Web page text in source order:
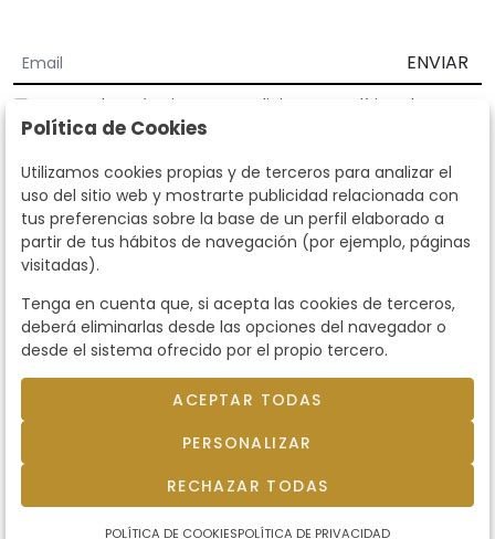
ENVIAR
Acepto los Términos y Condiciones
Política de
privacidad
Según la LOPD y disposiciones de desarrollo, informamos que sus
datos personales serán tratados por parte de Subastas Segre con la
finalidad de gestionar la relación comercial. Puede ejercitar los
derechos de acceso, rectificación, cancelación, oposición y demás
derechos en los términos establecidos en la normativa vigente
dirigiéndote a nosotros. Asimismo, nos puede solicitar el envío de
llamando al teléfono 915159584 o enviando un e-mail a
info@subastassegre.es
Este sitio está protegido por reCAPTCHA y se aplican la
Términos de servicio de Google.
© 2026
Desarrollado por Labelgrup Networks.
Política de Cookies
Utilizamos cookies propias y de terceros para analizar el
uso del sitio web y mostrarte publicidad relacionada con
tus preferencias sobre la base de un perfil elaborado a
partir de tus hábitos de navegación (por ejemplo, páginas
visitadas).
Tenga en cuenta que, si acepta las cookies de terceros,
deberá eliminarlas desde las opciones del navegador o
desde el sistema ofrecido por el propio tercero.
ACEPTAR TODAS
PERSONALIZAR
RECHAZAR TODAS
POLÍTICA DE COOKIESPOLÍTICA DE PRIVACIDAD